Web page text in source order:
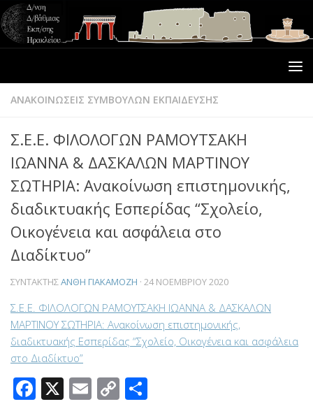
ΑΝΑΚΟΙΝΩΣΕΙΣ ΣΥΜΒΟΥΛΩΝ ΕΚΠΑΙΔΕΥΣΗΣ
Σ.Ε.Ε. ΦΙΛΟΛΟΓΩΝ ΡΑΜΟΥΤΣΑΚΗ
ΙΩΑΝΝΑ & ΔΑΣΚΑΛΩΝ ΜΑΡΤΙΝΟΥ
ΣΩΤΗΡΙΑ: Ανακοίνωση επιστημονικής,
διαδικτυακής Εσπερίδας “Σχολείο,
Οικογένεια και ασφάλεια στο
Διαδίκτυο”
ΣΥΝΤΆΚΤΗΣΑΝΘΗ ΓΙΑΚΑΜΟΖΗ · 24 ΝΟΕΜΒΡΊΟΥ 2020
Σ.Ε.Ε. ΦΙΛΟΛΟΓΩΝ ΡΑΜΟΥΤΣΑΚΗ ΙΩΑΝΝΑ & ΔΑΣΚΑΛΩΝ
ΜΑΡΤΙΝΟΥ ΣΩΤΗΡΙΑ: Ανακοίνωση επιστημονικής,
διαδικτυακής Εσπερίδας “Σχολείο, Οικογένεια και ασφάλεια
στο Διαδίκτυο”
Facebook
X Email
Copy